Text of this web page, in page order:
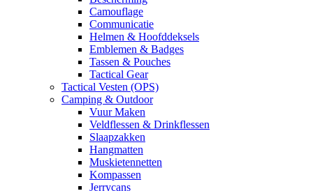
Camouflage
Communicatie
Helmen & Hoofddeksels
Emblemen & Badges
Tassen & Pouches
Tactical Gear
Tactical Vesten (OPS)
Camping & Outdoor
Vuur Maken
Veldflessen & Drinkflessen
Slaapzakken
Hangmatten
Muskietennetten
Kompassen
Jerrycans